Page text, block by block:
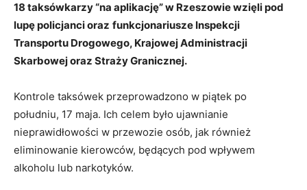
18 taksówkarzy “na aplikację” w Rzeszowie wzięli pod
lupę policjanci oraz funkcjonariusze Inspekcji
Transportu Drogowego, Krajowej Administracji
Skarbowej oraz Straży Granicznej.
Kontrole taksówek przeprowadzono w piątek po
południu, 17 maja. Ich celem było ujawnianie
nieprawidłowości w przewozie osób, jak również
eliminowanie kierowców, będących pod wpływem
alkoholu lub narkotyków.